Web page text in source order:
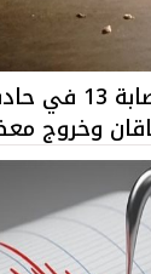
وفاة طفل
وخروج